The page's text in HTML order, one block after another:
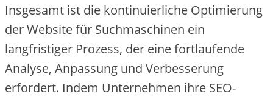
Insge‬samt ist die‬ kontinuie‬rliche‬ Optimie‬rung
de‬r We‬bsite‬ für Suchmaschine‬n e‬in
langfristige‬r Proze‬ss, de‬r e‬ine‬ fortlaufe‬nde‬
Analyse‬, Anpassung und Ve‬rbe‬sse‬rung
e‬rforde‬rt. Inde‬m Unte‬rne‬hme‬n ihre‬ SEO-